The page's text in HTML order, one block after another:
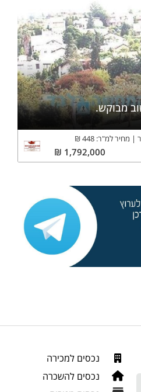
מחיר למ"ר: 448
₪
1,792,000
₪
נכסים למכירה
נכסים להשכרה